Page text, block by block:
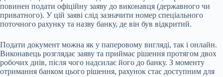
повинен подати офіційну заяву до виконавця (державного чи
приватного). У цій заяві слід зазначити номер спеціального
поточного рахунку та назву банку, де він був відкритий.
Подати документ можна як у паперовому вигляді, так і онлайн.
Виконавець розглядає заяву та приймає рішення протягом двох
робочих днів, після чого надсилає його до банку. З моменту
отримання банком цього рішення, рахунок стає доступним для